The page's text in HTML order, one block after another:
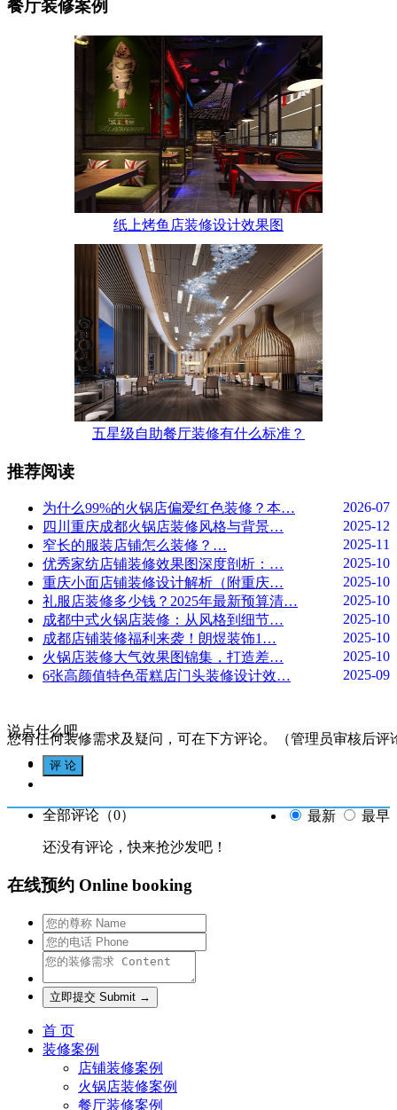
餐厅装修案例
纸上烤鱼店装修设计效果图
五星级自助餐厅装修有什么标准？
推荐阅读
为什么99%的火锅店偏爱红色装修？本…
2026-07
四川重庆成都火锅店装修风格与背景…
2025-12
窄长的服装店铺怎么装修？…
2025-11
优秀家纺店铺装修效果图深度剖析：…
2025-10
重庆小面店铺装修设计解析（附重庆…
2025-10
礼服店装修多少钱？2025年最新预算清…
2025-10
成都中式火锅店装修：从风格到细节…
2025-10
成都店铺装修福利来袭！朗煜装饰1…
2025-10
火锅店装修大气效果图锦集，打造差…
2025-10
6张高颜值特色蛋糕店门头装修设计效…
2025-09
您有任何装修需求及疑问，可在下方评论。（管理员审核后评
说点什么吧
全部评论（0） 最新 最早
还没有评论，快来抢沙发吧！
在线预约 Online booking
首 页
装修案例
店铺装修案例
火锅店装修案例
餐厅装修案例